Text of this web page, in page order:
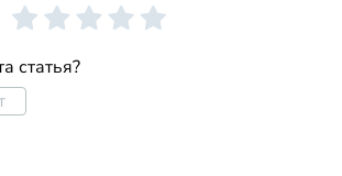
статья?